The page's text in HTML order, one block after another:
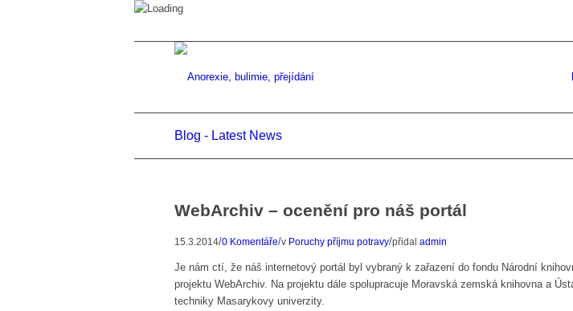
Blog - Latest News
WebArchiv – ocenění pro náš portál
15.3.2014/0 Komentáře/v Poruchy příjmu potravy/přidal admin
Je nám ctí, že náš internetový portál byl vybraný k zařazení do fondu Národní
projektu WebArchiv. Na projektu dále spolupracuje Moravská zemská knihovna a
techniky Masarykovy univerzity.